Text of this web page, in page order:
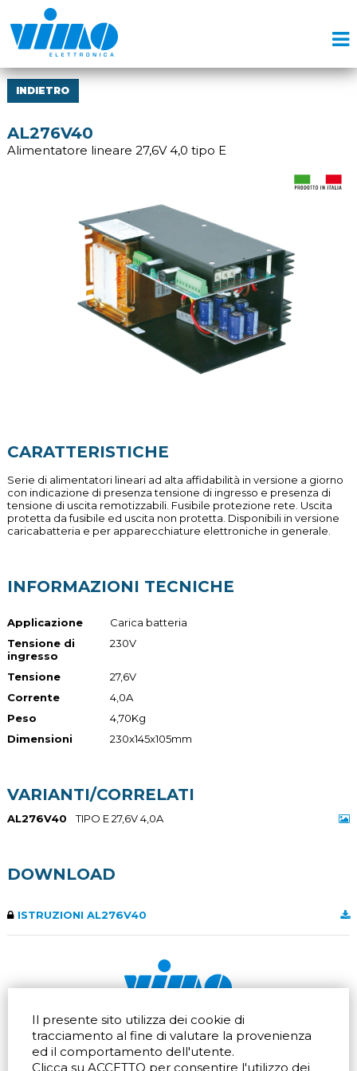
Il presente sito utilizza dei cookie di
tracciamento al fine di valutare la provenienza
ed il comportamento dell'utente.
Clicca su ACCETTO per consentire l'utilizzo dei
INDIETRO
AL276V40
Alimentatore lineare 27,6V 4,0 tipo E
CARATTERISTICHE
Serie di alimentatori lineari ad alta affidabilità in versione a giorno
con indicazione di presenza tensione di ingresso e presenza di
tensione di uscita remotizzabili. Fusibile protezione rete. Uscita
protetta da fusibile ed uscita non protetta. Disponibili in versione
caricabatteria e per apparecchiature elettroniche in generale.
INFORMAZIONI TECNICHE
Applicazione
Carica batteria
Tensione di
ingresso
230V
Tensione
27,6V
Corrente
4,0A
Peso
4,70Kg
Dimensioni
230x145x105mm
VARIANTI/CORRELATI
AL276V40 TIPO E 27,6V 4,0A
DOWNLOAD
ISTRUZIONI AL276V40
Via dell'artigianato 32Q
20865 Usmate Velate (MB)
Indicazioni Stradali
Tel. +39 039 672520
Fax +39 039 672568
Email